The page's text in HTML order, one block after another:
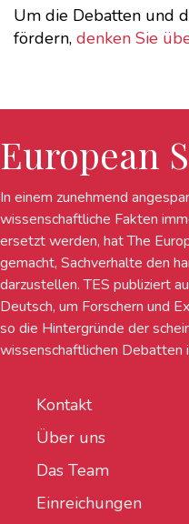
Um die Debatten und
fördern, denken Sie
European
In einem zunehmend
wissenschaftliche Fakten
ersetzt werden, hat The
gemacht, Sachverhalte den
darzustellen. TES publiziert
Deutsch, um Forschern und
so die Hintergründe der
wissenschaftlichen Debatten
Kontakt
Über uns
Das Team
Einreichungen